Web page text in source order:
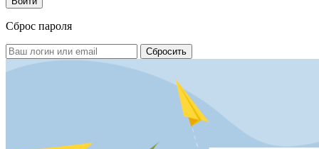
Сброс пароля